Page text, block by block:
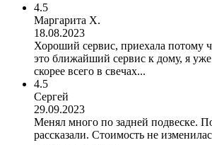
4.5
Маргарита Х.
18.08.2023
Хороший сервис, приехала потому
это ближайший сервис к дому, я уже
скорее всего в свечах...
4.5
Сергей
29.09.2023
Менял много по задней подвеске.
рассказали. Стоимость не